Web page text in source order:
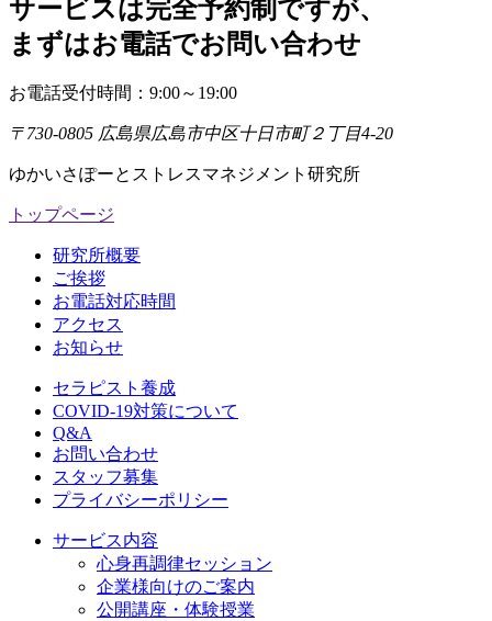
サービスは完全予約制ですが、
まずはお電話でお問い合わせ
お電話受付時間：9:00～19:00
〒730-0805 広島県広島市中区十日市町２丁目4-20
ゆかいさぽーとストレスマネジメント研究所
トップページ
研究所概要
ご挨拶
お電話対応時間
アクセス
お知らせ
セラピスト養成
COVID-19対策について
Q&A
お問い合わせ
スタッフ募集
プライバシーポリシー
サービス内容
心身再調律セッション
企業様向けのご案内
公開講座・体験授業